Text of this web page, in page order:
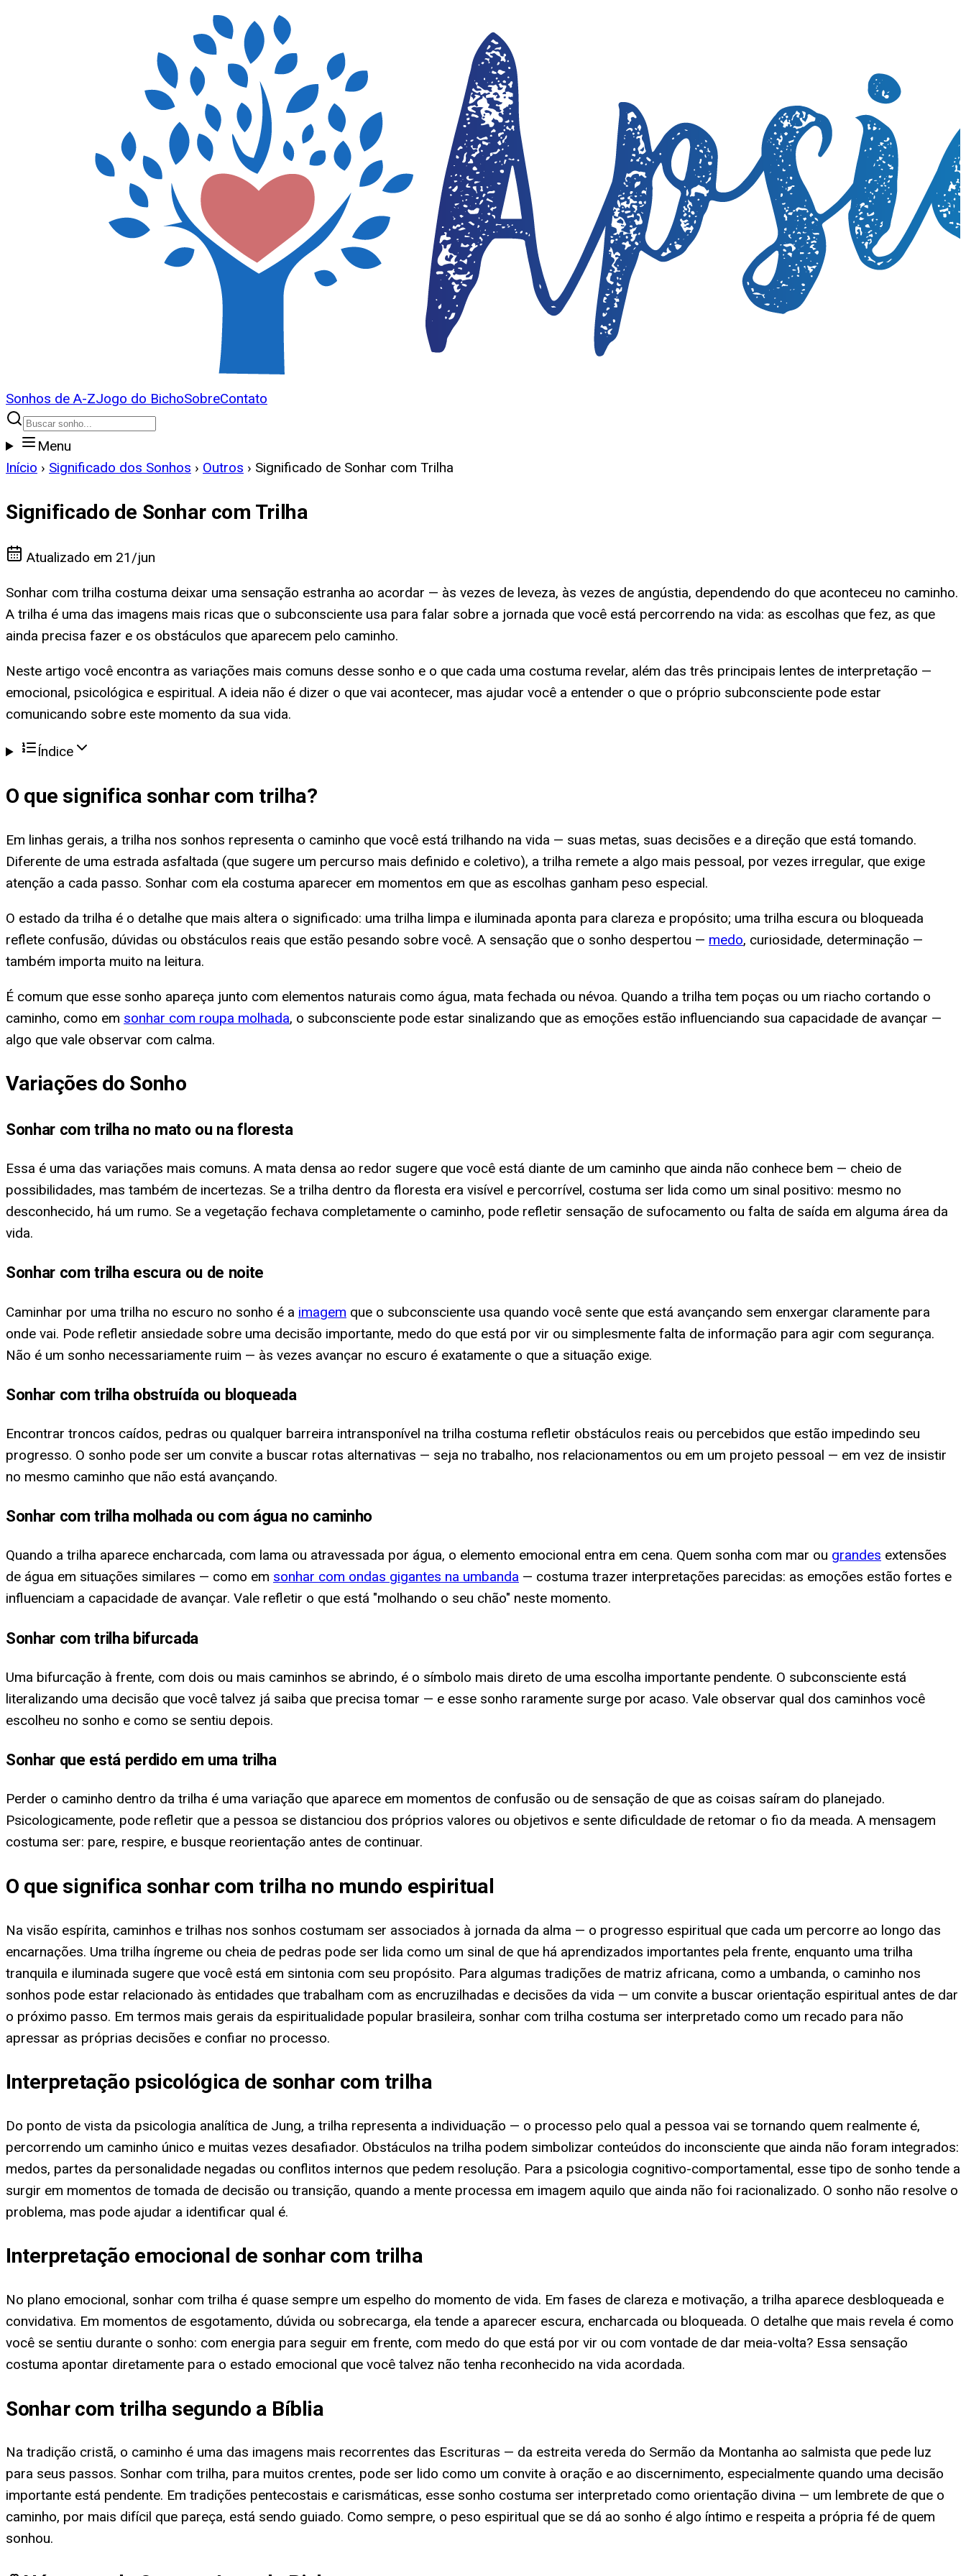
Sonhos de A-ZJogo do BichoSobreContato
Menu
Início › Significado dos Sonhos › Outros › Significado de Sonhar com Trilha
Significado de Sonhar com Trilha
Atualizado em 21/jun
Sonhar com trilha costuma deixar uma sensação estranha ao acordar — às vezes de leveza, às vezes de angústia, dependendo do que aconteceu no caminho.
A trilha é uma das imagens mais ricas que o subconsciente usa para falar sobre a jornada que você está percorrendo na vida: as escolhas que fez, as que
ainda precisa fazer e os obstáculos que aparecem pelo caminho.
Neste artigo você encontra as variações mais comuns desse sonho e o que cada uma costuma revelar, além das três principais lentes de interpretação —
emocional, psicológica e espiritual. A ideia não é dizer o que vai acontecer, mas ajudar você a entender o que o próprio subconsciente pode estar
comunicando sobre este momento da sua vida.
Índice
O que significa sonhar com trilha?
Em linhas gerais, a trilha nos sonhos representa o caminho que você está trilhando na vida — suas metas, suas decisões e a direção que está tomando.
Diferente de uma estrada asfaltada (que sugere um percurso mais definido e coletivo), a trilha remete a algo mais pessoal, por vezes irregular, que exige
atenção a cada passo. Sonhar com ela costuma aparecer em momentos em que as escolhas ganham peso especial.
O estado da trilha é o detalhe que mais altera o significado: uma trilha limpa e iluminada aponta para clareza e propósito; uma trilha escura ou bloqueada
reflete confusão, dúvidas ou obstáculos reais que estão pesando sobre você. A sensação que o sonho despertou — medo, curiosidade, determinação —
também importa muito na leitura.
É comum que esse sonho apareça junto com elementos naturais como água, mata fechada ou névoa. Quando a trilha tem poças ou um riacho cortando o
caminho, como em sonhar com roupa molhada, o subconsciente pode estar sinalizando que as emoções estão influenciando sua capacidade de avançar —
algo que vale observar com calma.
Variações do Sonho
Sonhar com trilha no mato ou na floresta
Essa é uma das variações mais comuns. A mata densa ao redor sugere que você está diante de um caminho que ainda não conhece bem — cheio de
possibilidades, mas também de incertezas. Se a trilha dentro da floresta era visível e percorrível, costuma ser lida como um sinal positivo: mesmo no
desconhecido, há um rumo. Se a vegetação fechava completamente o caminho, pode refletir sensação de sufocamento ou falta de saída em alguma área da
vida.
Sonhar com trilha escura ou de noite
Caminhar por uma trilha no escuro no sonho é a imagem que o subconsciente usa quando você sente que está avançando sem enxergar claramente para
onde vai. Pode refletir ansiedade sobre uma decisão importante, medo do que está por vir ou simplesmente falta de informação para agir com segurança.
Não é um sonho necessariamente ruim — às vezes avançar no escuro é exatamente o que a situação exige.
Sonhar com trilha obstruída ou bloqueada
Encontrar troncos caídos, pedras ou qualquer barreira intransponível na trilha costuma refletir obstáculos reais ou percebidos que estão impedindo seu
progresso. O sonho pode ser um convite a buscar rotas alternativas — seja no trabalho, nos relacionamentos ou em um projeto pessoal — em vez de insistir
no mesmo caminho que não está avançando.
Sonhar com trilha molhada ou com água no caminho
Quando a trilha aparece encharcada, com lama ou atravessada por água, o elemento emocional entra em cena. Quem sonha com mar ou grandes extensões
de água em situações similares — como em sonhar com ondas gigantes na umbanda — costuma trazer interpretações parecidas: as emoções estão fortes e
influenciam a capacidade de avançar. Vale refletir o que está "molhando o seu chão" neste momento.
Sonhar com trilha bifurcada
Uma bifurcação à frente, com dois ou mais caminhos se abrindo, é o símbolo mais direto de uma escolha importante pendente. O subconsciente está
literalizando uma decisão que você talvez já saiba que precisa tomar — e esse sonho raramente surge por acaso. Vale observar qual dos caminhos você
escolheu no sonho e como se sentiu depois.
Sonhar que está perdido em uma trilha
Perder o caminho dentro da trilha é uma variação que aparece em momentos de confusão ou de sensação de que as coisas saíram do planejado.
Psicologicamente, pode refletir que a pessoa se distanciou dos próprios valores ou objetivos e sente dificuldade de retomar o fio da meada. A mensagem
costuma ser: pare, respire, e busque reorientação antes de continuar.
O que significa sonhar com trilha no mundo espiritual
Na visão espírita, caminhos e trilhas nos sonhos costumam ser associados à jornada da alma — o progresso espiritual que cada um percorre ao longo das
encarnações. Uma trilha íngreme ou cheia de pedras pode ser lida como um sinal de que há aprendizados importantes pela frente, enquanto uma trilha
tranquila e iluminada sugere que você está em sintonia com seu propósito. Para algumas tradições de matriz africana, como a umbanda, o caminho nos
sonhos pode estar relacionado às entidades que trabalham com as encruzilhadas e decisões da vida — um convite a buscar orientação espiritual antes de dar
o próximo passo. Em termos mais gerais da espiritualidade popular brasileira, sonhar com trilha costuma ser interpretado como um recado para não
apressar as próprias decisões e confiar no processo.
Interpretação psicológica de sonhar com trilha
Do ponto de vista da psicologia analítica de Jung, a trilha representa a individuação — o processo pelo qual a pessoa vai se tornando quem realmente é,
percorrendo um caminho único e muitas vezes desafiador. Obstáculos na trilha podem simbolizar conteúdos do inconsciente que ainda não foram integrados:
medos, partes da personalidade negadas ou conflitos internos que pedem resolução. Para a psicologia cognitivo-comportamental, esse tipo de sonho tende a
surgir em momentos de tomada de decisão ou transição, quando a mente processa em imagem aquilo que ainda não foi racionalizado. O sonho não resolve o
problema, mas pode ajudar a identificar qual é.
Interpretação emocional de sonhar com trilha
No plano emocional, sonhar com trilha é quase sempre um espelho do momento de vida. Em fases de clareza e motivação, a trilha aparece desbloqueada e
convidativa. Em momentos de esgotamento, dúvida ou sobrecarga, ela tende a aparecer escura, encharcada ou bloqueada. O detalhe que mais revela é como
você se sentiu durante o sonho: com energia para seguir em frente, com medo do que está por vir ou com vontade de dar meia-volta? Essa sensação
costuma apontar diretamente para o estado emocional que você talvez não tenha reconhecido na vida acordada.
Sonhar com trilha segundo a Bíblia
Na tradição cristã, o caminho é uma das imagens mais recorrentes das Escrituras — da estreita vereda do Sermão da Montanha ao salmista que pede luz
para seus passos. Sonhar com trilha, para muitos crentes, pode ser lido como um convite à oração e ao discernimento, especialmente quando uma decisão
importante está pendente. Em tradições pentecostais e carismáticas, esse sonho costuma ser interpretado como orientação divina — um lembrete de que o
caminho, por mais difícil que pareça, está sendo guiado. Como sempre, o peso espiritual que se dá ao sonho é algo íntimo e respeita a própria fé de quem
sonhou.